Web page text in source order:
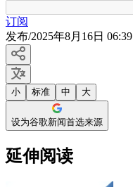
订阅
发布/2025年8月16日 06:39
小 标准 中 大
设为谷歌新闻首选来源
延伸阅读